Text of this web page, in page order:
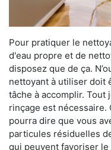
Pour pratiquer le
d'eau propre et de
disposez que de ça.
nettoyant à utiliser doit
tâche à accomplir. Tout
rinçage est nécessaire.
pourra dire que vous
particules résiduelles
qui peuvent favoriser